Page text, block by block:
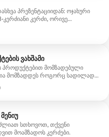
პრეზენტაციიდან: ოჯახური
კერძიანი კერძი, ორივე
ვახშამი
პროდუქტებით მომზადებული
მომზადდეს როგორც სადილად,
შემთხვევაში, ის მოირგებს
სთხოვოთ, თქვენი
მოამზადოს კერძები.